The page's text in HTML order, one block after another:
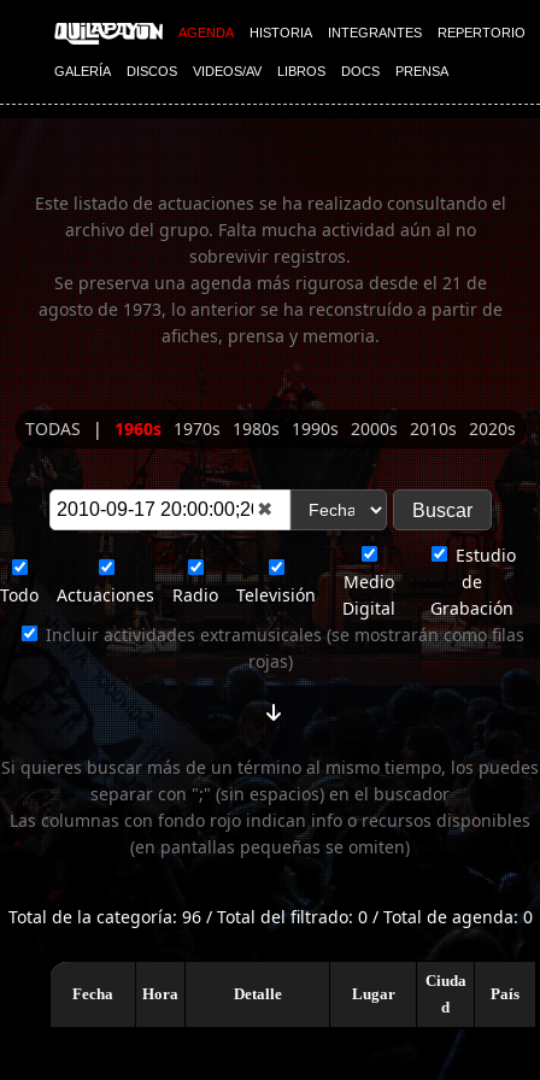
AGENDA HISTORIA INTEGRANTES REPERTORIO
GALERÍA DISCOS VIDEOS/AV LIBROS DOCS PRENSA
Imagen 01
Este listado de actuaciones se ha realizado consultando el
archivo del grupo. Falta mucha actividad aún al no
sobrevivir registros.
Se preserva una agenda más rigurosa desde el 21 de
agosto de 1973, lo anterior se ha reconstruído a partir de
afiches, prensa y memoria.
TODAS | 1960s 1970s 1980s 1990s 2000s 2010s 2020s
✖
Todo Actuaciones Radio Televisión
Medio
Digital
Estudio
de
Grabación
Incluir actividades extramusicales (se mostrarán como filas
rojas)
Si quieres buscar más de un término al mismo tiempo, los puedes
separar con ";" (sin espacios) en el buscador
Las columnas con fondo rojo indican info o recursos disponibles
(en pantallas pequeñas se omiten)
Total de la categoría: 96 / Total del filtrado: 0 / Total de agenda: 0
Fecha Hora Detalle Lugar
Ciuda
d
País